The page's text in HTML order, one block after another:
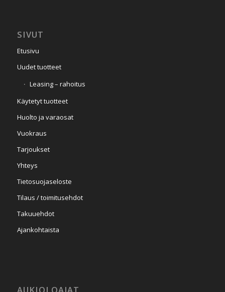
SIVUT
Etusivu
Uudet tuotteet
Leasing – rahoitus
Käytetyt tuotteet
Huolto ja varaosat
Vuokraus
Tarjoukset
Yhteys
Tietosuojaseloste
Tilaus / toimitusehdot
Takuuehdot
Ajankohtaista